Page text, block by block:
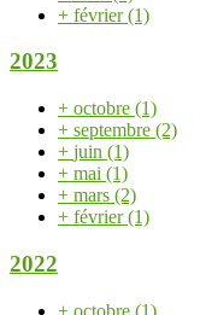
+ février(1)
2023
+ octobre (1)
+ septembre (2)
+ juin (1)
+ mai (1)
+ mars (2)
+ février(1)
2022
+ octobre (1)